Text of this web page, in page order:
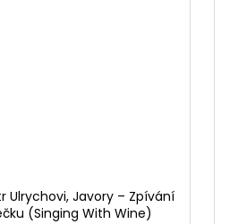
Ulrychovi, Javory ‎– Zpívání
(Singing With Wine)